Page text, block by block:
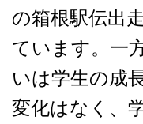
の箱根駅伝出
ています。一
いは学生の成
変化はなく、